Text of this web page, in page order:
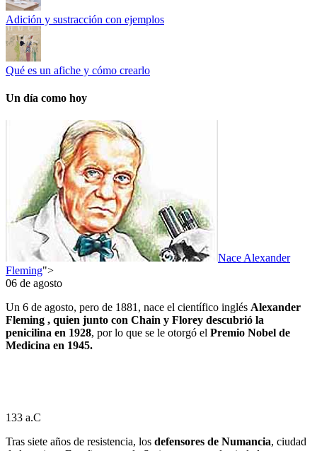
Adición y sustracción con ejemplos
Qué es un afiche y cómo crearlo
Un día como hoy
Nace Alexander
Fleming">
06 de agosto
Un 6 de agosto, pero de 1881, nace el científico inglés Alexander
Fleming , quien junto con Chain y Florey descubrió la
penicilina en 1928, por lo que se le otorgó el Premio Nobel de
Medicina en 1945.
133 a.C
Tras siete años de resistencia, los defensores de Numancia, ciudad